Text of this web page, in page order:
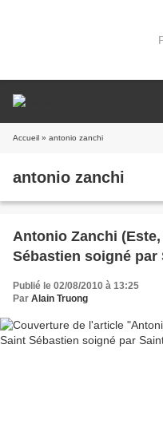
Accueil » antonio zanchi
antonio zanchi
Antonio Zanchi (Este,
Sébastien soigné par
Publié le 02/08/2010 à 13:25
Par Alain Truong